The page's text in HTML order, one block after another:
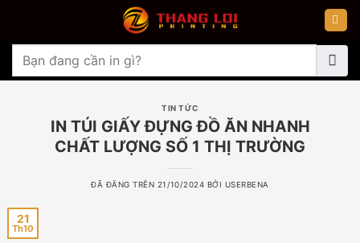
nội
dung
Tìm
kiếm:
TIN TỨC
IN TÚI GIẤY ĐỰNG ĐỒ ĂN NHANH
CHẤT LƯỢNG SỐ 1 THỊ TRƯỜNG
ĐÃ ĐĂNG TRÊN 21/10/2024 BỞI USERBENA
21
Th10